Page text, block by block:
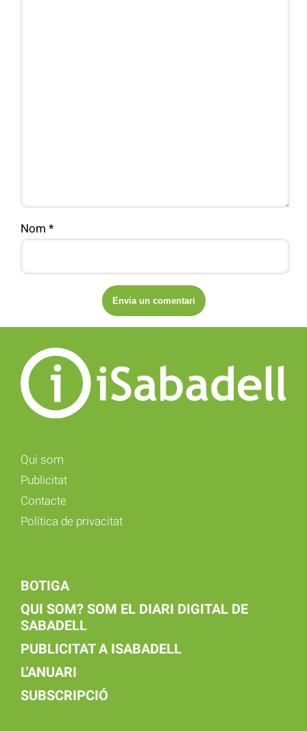
Nom *
Qui som
Publicitat
Contacte
Política de privacitat
BOTIGA
QUI SOM? SOM EL DIARI DIGITAL DE
SABADELL
PUBLICITAT A ISABADELL
L'ANUARI
SUBSCRIPCIÓ